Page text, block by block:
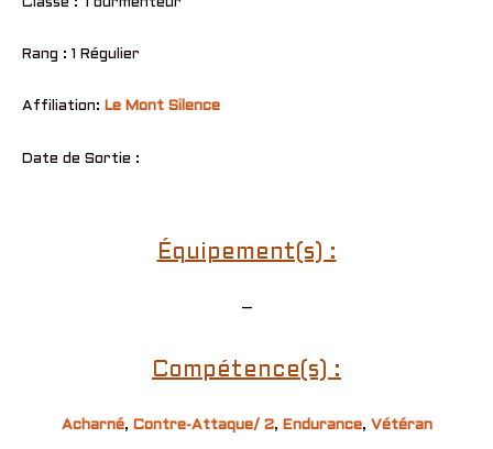
Rang : 1 Régulier
Affiliation: Le Mont Silence
Date de Sortie :
Équipement(s) :
–
Compétence(s) :
Acharné, Contre-Attaque/ 2, Endurance, Vétéran